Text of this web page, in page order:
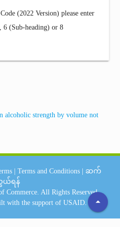
(2022 Version) please enter
6 (Sub-heading) or 8
alcoholic strength by volume not
arrow_drop_up
Terms and Conditions
ဆက်
ယ်ရန်
Commerce. All Rights Reserved.
with the support of USAID.